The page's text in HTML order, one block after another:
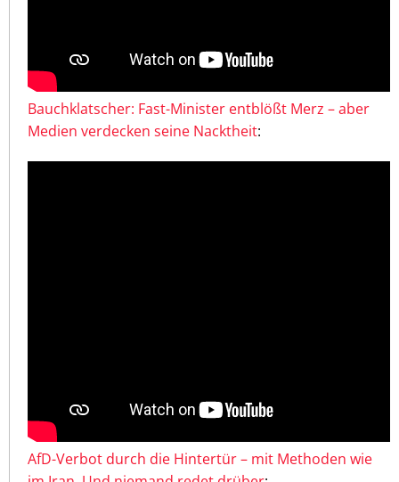
Bauchklatscher: Fast-Minister entblößt Merz – aber
Medien verdecken seine Nacktheit:
AfD-Verbot durch die Hintertür – mit Methoden wie